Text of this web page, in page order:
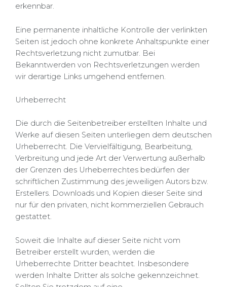
erkennbar.
Eine permanente inhaltliche Kontrolle der verlinkten
Seiten ist jedoch ohne konkrete Anhaltspunkte einer
Rechtsverletzung nicht zumutbar. Bei
Bekanntwerden von Rechtsverletzungen werden
wir derartige Links umgehend entfernen.
Urheberrecht
Die durch die Seitenbetreiber erstellten Inhalte und
Werke auf diesen Seiten unterliegen dem deutschen
Urheberrecht. Die Vervielfältigung, Bearbeitung,
Verbreitung und jede Art der Verwertung außerhalb
der Grenzen des Urheberrechtes bedürfen der
schriftlichen Zustimmung des jeweiligen Autors bzw.
Erstellers. Downloads und Kopien dieser Seite sind
nur für den privaten, nicht kommerziellen Gebrauch
gestattet.
Soweit die Inhalte auf dieser Seite nicht vom
Betreiber erstellt wurden, werden die
Urheberrechte Dritter beachtet. Insbesondere
werden Inhalte Dritter als solche gekennzeichnet.